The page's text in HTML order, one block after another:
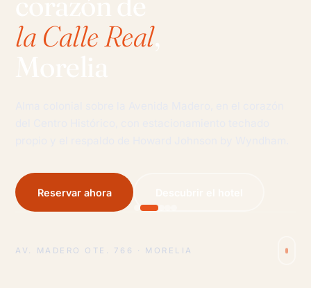
la Calle Real,
Reservar ahora
AV. MADERO OTE. 766 · MORELIA